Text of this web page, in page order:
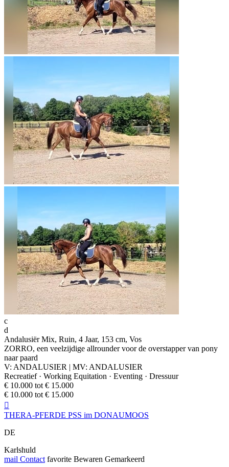
c
d
Andalusiër Mix, Ruin, 4 Jaar, 153 cm, Vos
ZORRO, een veelzijdige allrounder voor de overstapper van pony
naar paard
V: ANDALUSIER | MV: ANDALUSIER
Recreatief · Working Equitation · Eventing · Dressuur
€ 10.000 tot € 15.000
€ 10.000 tot € 15.000

THERA-PFERDE PSS im DONAUMOOS
DE
Karlshuld
mail Contact favorite Bewaren Gemarkeerd